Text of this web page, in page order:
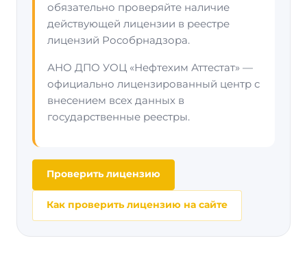
обязательно проверяйте наличие
действующей лицензии в реестре
лицензий Рособрнадзора.
АНО ДПО УОЦ «Нефтехим Аттестат» —
официально лицензированный центр с
внесением всех данных в
государственные реестры.
Проверить лицензию
Как проверить лицензию на сайте